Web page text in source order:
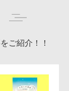
ご紹介！！